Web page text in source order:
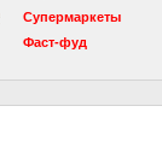
Супермаркеты
Фаст-фуд